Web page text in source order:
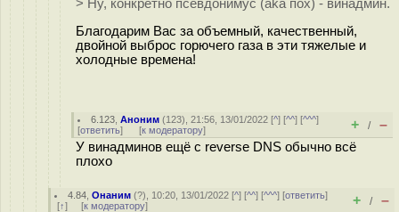
> Ну, конкретно псевдонимус (aka пох) - винадмин.
Благодарим Вас за объемный, качественный,
двойной выброс горючего газа в эти тяжелые и
холодные времена!
6.123 ,Аноним (123), 21:56, 13/01/2022 [^] [^^] [^^^]
[ответить] [к модератору] + / –
У винадминов ещё с reverse DNS обычно всё
плохо
4.84 ,Онаним (?), 10:20, 13/01/2022 [^] [^^] [^^^] [ответить]
[↑] [к модератору] + / –